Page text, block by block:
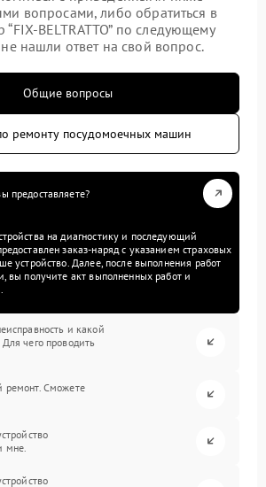
вопросами, либо обратиться в
BELTRATTO” по следующему
нашли ответ на свой вопрос.
Общие вопросы
ремонту посудомоечных машин
предоставляете?
на диагностику и последующий
заказ-наряд с указанием страховых
устройство. Далее, после выполнения работ
вы получите акт выполненных работ и
и какой
чего проводить
ремонт. Сможете
мне.